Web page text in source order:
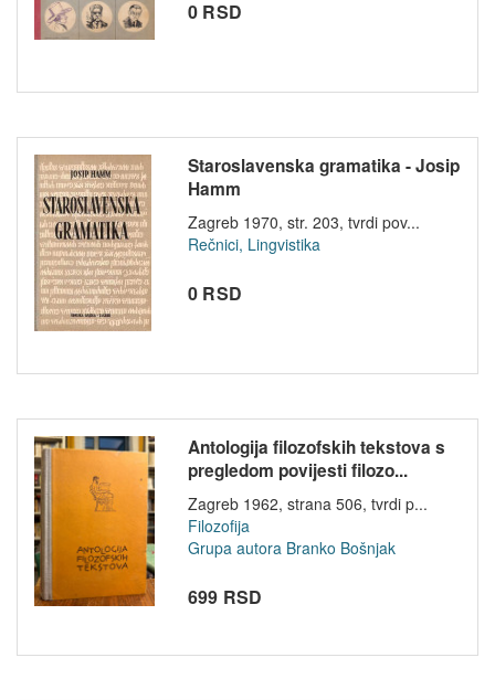
0 RSD
Staroslavenska gramatika - Josip
Hamm
Zagreb 1970, str. 203, tvrdi pov...
Rečnici, Lingvistika
0 RSD
Antologija filozofskih tekstova s
pregledom povijesti filozo...
Zagreb 1962, strana 506, tvrdi p...
Filozofija
Grupa autora Branko Bošnjak
699 RSD